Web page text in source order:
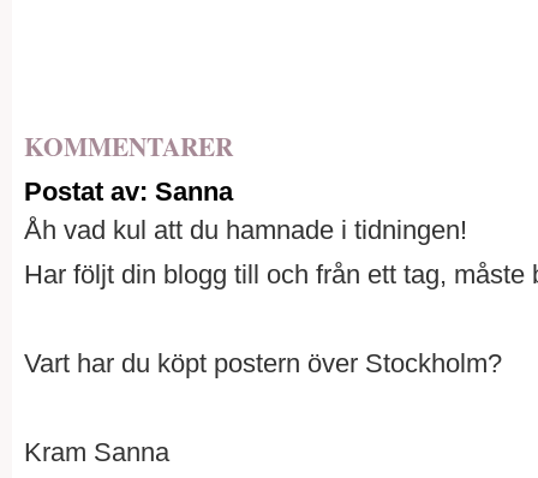
KOMMENTARER
Postat av: Sanna
Åh vad kul att du hamnade i tidningen!
Har följt din blogg till och från ett tag,
Vart har du köpt postern över Stockholm?
Kram Sanna